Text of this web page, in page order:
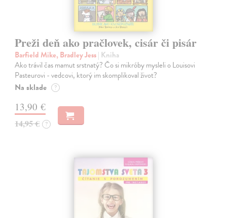
Preži deň ako pračlovek, cisár či pisár
Barfield Mike, Bradley Jess| Kniha
Ako trávil čas mamut srstnatý? Čo si mikróby mysleli o Louisovi
Pasteurovi - vedcovi, ktorý im skomplikoval život?
Na sklade ?
13,90 €
14,95 € ?